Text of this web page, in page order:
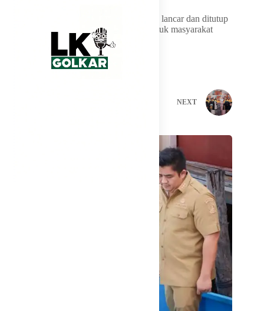
Kegiatan Pembukaan TMMD berlangsung lancar dan ditutup
dengan bantuan sosial berupa sembako untuk masyarakat
NEXT